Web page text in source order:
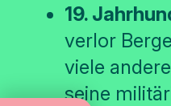
19.
verlor
viele
seine